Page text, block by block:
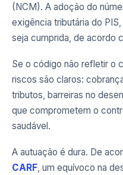
(NCM). A adoção do
exigência tributária do
seja cumprida, de acordo
Se o código não refletir o
riscos são claros:
tributos, barreiras no
que comprometem o
saudável.
A autuação é dura. De
CARF , um equívoco na